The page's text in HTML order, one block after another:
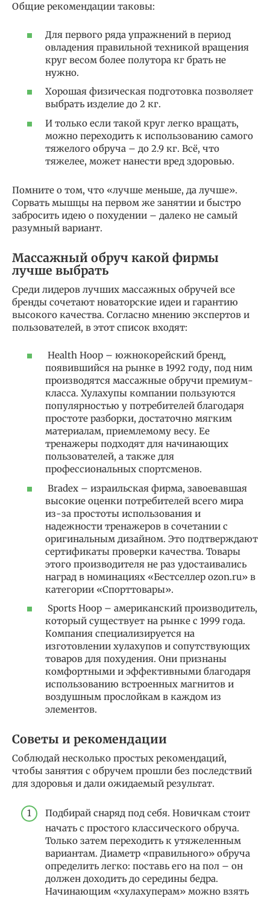
Общие рекомендации таковы:
Для первого ряда упражнений в период
овладения правильной техникой вращения
круг весом более полутора кг брать не
нужно.
Хорошая физическая подготовка позволяет
выбрать изделие до 2 кг.
И только если такой круг легко вращать,
можно переходить к использованию самого
тяжелого обруча – до 2.9 кг. Всё, что
тяжелее, может нанести вред здоровью.
Помните о том, что «лучше меньше, да лучше».
Сорвать мышцы на первом же занятии и быстро
забросить идею о похудении – далеко не самый
разумный вариант.
Массажный обруч какой фирмы
лучше выбрать
Среди лидеров лучших массажных обручей все
бренды сочетают новаторские идеи и гарантию
высокого качества. Согласно мнению экспертов и
пользователей, в этот список входят:
Health Hoop – южнокорейский бренд,
появившийся на рынке в 1992 году, под ним
производятся массажные обручи премиум-
класса. Хулахупы компании пользуются
популярностью у потребителей благодаря
простоте разборки, достаточно мягким
материалам, приемлемому весу. Ее
тренажеры подходят для начинающих
пользователей, а также для
профессиональных спортсменов.
Bradex – израильская фирма, завоевавшая
высокие оценки потребителей всего мира
из-за простоты использования и
надежности тренажеров в сочетании с
оригинальным дизайном. Это подтверждают
сертификаты проверки качества. Товары
этого производителя не раз удостаивались
наград в номинациях «Бестселлер ozon.ru» в
категории «Спорттовары».
Sports Hoop – американский производитель,
который существует на рынке с 1999 года.
Компания специализируется на
изготовлении хулахупов и сопутствующих
товаров для похудения. Они признаны
комфортными и эффективными благодаря
использованию встроенных магнитов и
воздушным прослойкам в каждом из
элементов.
Советы и рекомендации
Соблюдай несколько простых рекомендаций,
чтобы занятия с обручем прошли без последствий
для здоровья и дали ожидаемый результат.
Подбирай снаряд под себя. Новичкам стоит
начать с простого классического обруча.
Только затем переходить к утяжеленным
вариантам. Диаметр «правильного» обруча
определить легко: поставь его на пол – он
должен доходить до середины бедра.
Начинающим «хулахуперам» можно взять